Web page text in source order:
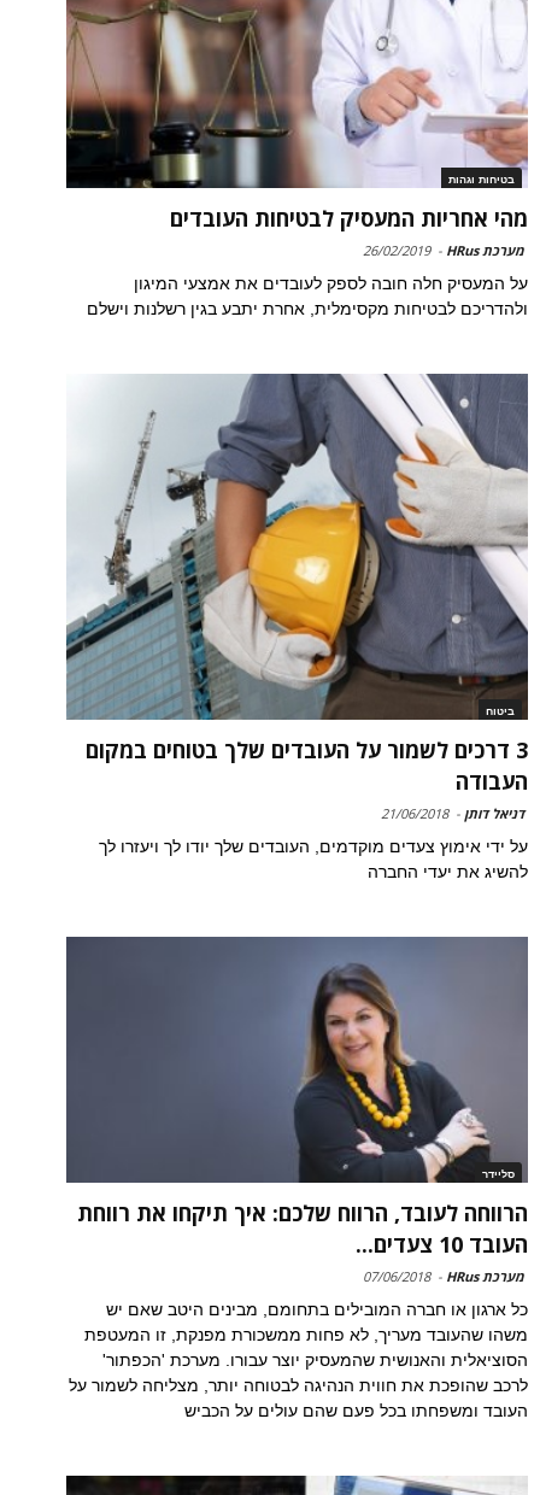
בטיחות וגהות
מהי אחריות המעסיק לבטיחות העובדים
מערכת HRus -
26/02/2019
על המעסיק חלה חובה לספק לעובדים את אמצעי המיגון
ולהדריכם לבטיחות מקסימלית, אחרת יתבע בגין רשלנות וישלם
ביטוח
3 דרכים לשמור על העובדים שלך בטוחים במקום
העבודה
דניאל דותן -
21/06/2018
על ידי אימוץ צעדים מוקדמים, העובדים שלך יודו לך ויעזרו לך
להשיג את יעדי החברה
סליידר
הרווחה לעובד, הרווח שלכם: איך תיקחו את רווחת
העובד 10 צעדים...
מערכת HRus -
07/06/2018
כל ארגון או חברה המובילים בתחומם, מבינים היטב שאם יש
משהו שהעובד מעריך, לא פחות ממשכורת מפנקת, זו המעטפת
הסוציאלית והאנושית שהמעסיק יוצר עבורו. מערכת 'הכפתור'
לרכב שהופכת את חווית הנהיגה לבטוחה יותר, מצליחה לשמור על
העובד ומשפחתו בכל פעם שהם עולים על הכביש